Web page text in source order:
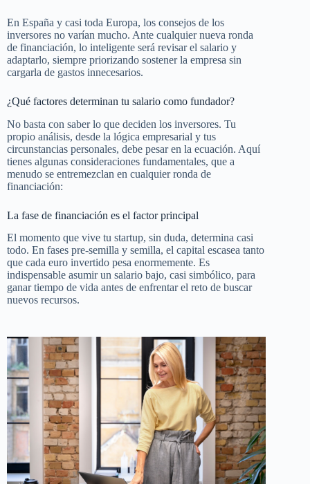
En España y casi toda Europa, los consejos de los
inversores no varían mucho. Ante cualquier nueva ronda
de financiación, lo inteligente será revisar el salario y
adaptarlo, siempre priorizando sostener la empresa sin
cargarla de gastos innecesarios.
¿Qué factores determinan tu salario como fundador?
No basta con saber lo que deciden los inversores. Tu
propio análisis, desde la lógica empresarial y tus
circunstancias personales, debe pesar en la ecuación. Aquí
tienes algunas consideraciones fundamentales, que a
menudo se entremezclan en cualquier ronda de
financiación:
La fase de financiación es el factor principal
El momento que vive tu startup, sin duda, determina casi
todo. En fases pre-semilla y semilla, el capital escasea tanto
que cada euro invertido pesa enormemente. Es
indispensable asumir un salario bajo, casi simbólico, para
ganar tiempo de vida antes de enfrentar el reto de buscar
nuevos recursos.